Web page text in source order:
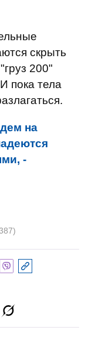
скрыть
200"
пока тела
на
-